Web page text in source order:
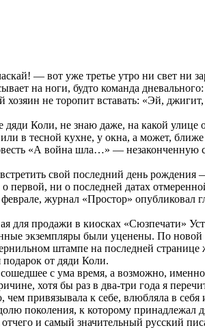
— вот уже третье утро ни свет ни
на ноги, будто команда
не торопит вставать: «Эй,
дяди Коли, не знаю даже, на какой
в тесной кухне, у окна, а может, ближе
«А война шла…» — незаконченную
свой последний день рождения
о первой, ни о последней датах
журнал «Простор» опубликовал
для продажи в киосках «Сюзпечати»
экземпляры были уценены. По новой
штампе на последней странице
от дяди Коли.
с ума время, а возможно,
хотя бы раз в два-три года я
привязывала к себе, влюбляла в себя
поколения, к которому принадлежал
и самый значительный русский